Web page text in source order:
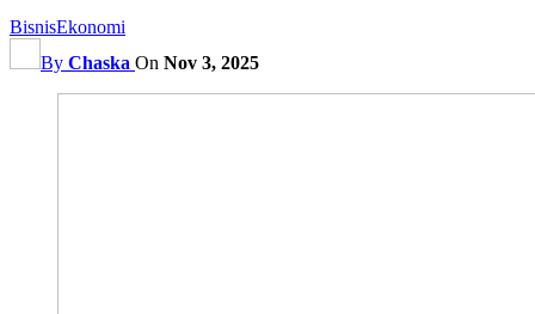
BisnisEkonomi
By Chaska On Nov 3, 2025